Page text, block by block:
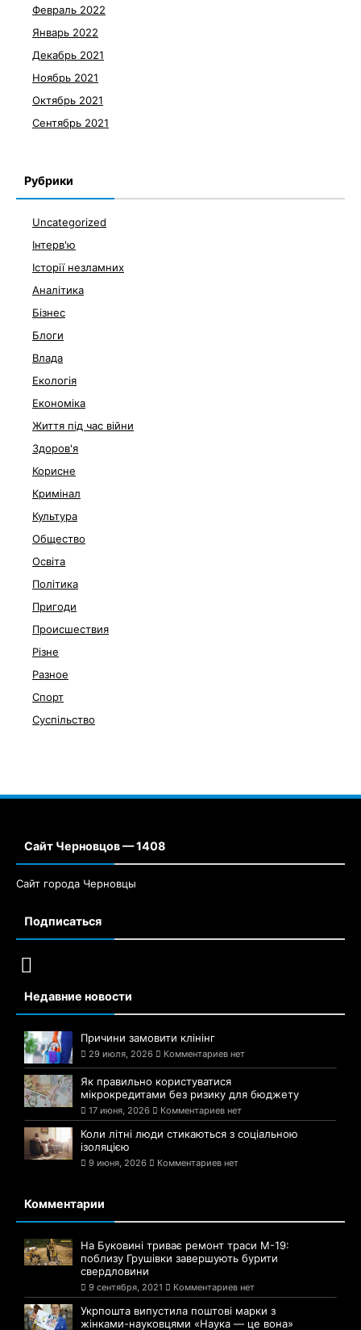
Февраль 2022
Январь 2022
Декабрь 2021
Ноябрь 2021
Октябрь 2021
Сентябрь 2021
Рубрики
Uncategorized
Інтерв'ю
Історії незламних
Аналітика
Бізнес
Блоги
Влада
Екологія
Економіка
Життя під час війни
Здоров'я
Корисне
Кримінал
Культура
Общество
Освіта
Політика
Пригоди
Происшествия
Різне
Разное
Спорт
Суспільство
Сайт Черновцов — 1408
Сайт города Черновцы
Подписаться
Недавние новости
Причини замовити клінінг
29 июля, 2026 Комментариев нет
Як правильно користуватися
мікрокредитами без ризику для бюджету
17 июня, 2026 Комментариев нет
Коли літні люди стикаються з соціальною
ізоляцією
9 июня, 2026 Комментариев нет
Комментарии
На Буковині триває ремонт траси М-19:
поблизу Грушівки завершують бурити
свердловини
9 сентября, 2021 Комментариев нет
Укрпошта випустила поштові марки з
жінками-науковцями «Наука — це вона»